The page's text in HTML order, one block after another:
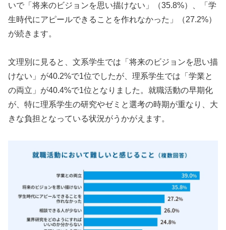
いで「将来のビジョンを思い描けない」（35.8%）、「学
生時代にアピールできることを作れなかった」（27.2%）
が続きます。
文理別に見ると、文系学生では「将来のビジョンを思い描
けない」が40.2%で1位でしたが、理系学生では「学業と
の両立」が40.4%で1位となりました。就職活動の早期化
が、特に理系学生の研究やゼミと選考の時期が重なり、大
きな負担となっている状況がうかがえます。